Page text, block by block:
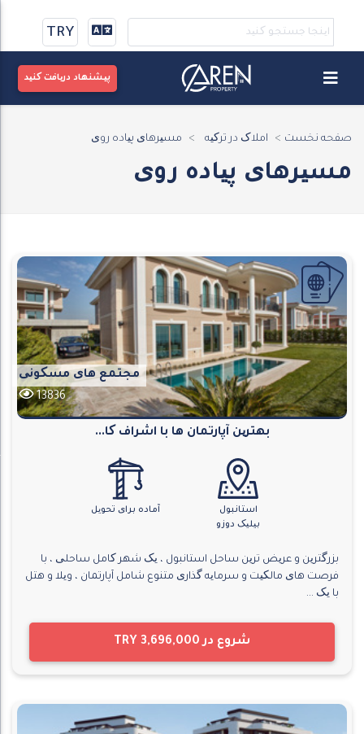
TRY
پیشنهاد دریافت کنید
صفحه نخست املاک در ترکیه مسیرهای پیاده روی
مسیرهای پیاده روی
مجتمع های مسکونی
13836
بهترین آپارتمان ها با اشراف کا...
استانبول
بیلیک دوزو
آماده برای تحویل
بزرگترین و عریض ترین ساحل استانبول ، یک شهر کامل ساحلی ، با
فرصت های مالکیت و سرمایه گذاری متنوع شامل آپارتمان ، ویلا و هتل
با یک ...
شروع در TRY 3,696,000